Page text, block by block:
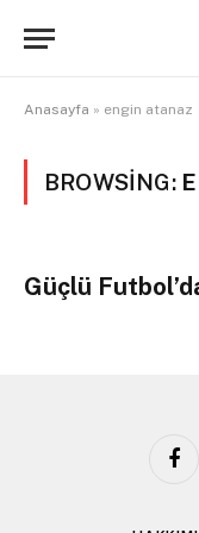
Anasayfa » engin atanaz
BROWSING:
Güçlü